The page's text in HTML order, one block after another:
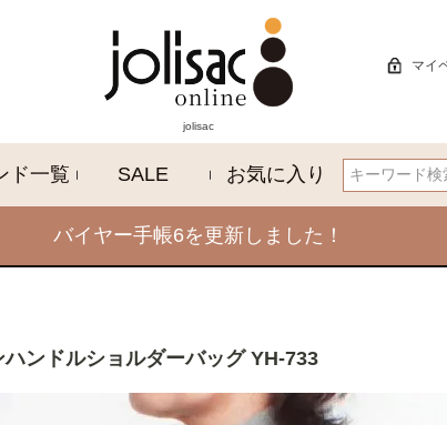
jolisac
マイ
ド一覧 SALE お気に入り
検索
バイヤー手帳6を更新しました！
ンドルショルダーバッグ YH-733